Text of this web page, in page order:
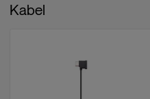
Kabel